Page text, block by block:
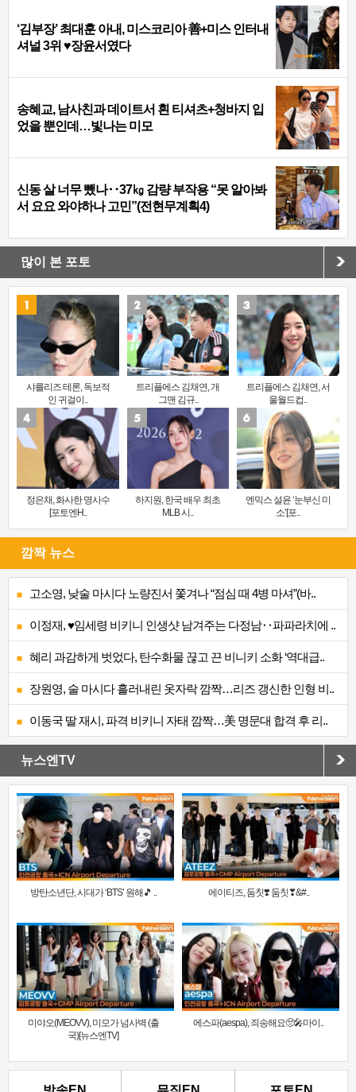
‘김부장’ 최대훈 아내, 미스코리아 善+미스 인터내
셔널 3위 ♥장윤서였다
송혜교, 남사친과 데이트서 흰 티셔츠+청바지 입
었을 뿐인데…빛나는 미모
신동 살 너무 뺐나‥37㎏ 감량 부작용 “못 알아봐
서 요요 와야하나 고민”(전현무계획4)
많이 본 포토
샤를리즈 테론, 독보적
인 귀걸이..
트리플에스 김채연, 개
그맨 김규..
트리플에스 김채연, 서
울월드컵..
정은채, 화사한 명사수
[포토엔H..
하지원, 한국 배우 최초
MLB 시..
엔믹스 설윤 ‘눈부신 미
소’[포..
깜짝 뉴스
고소영, 낮술 마시다 노량진서 쫓겨나 “점심 때 4병 마셔”(바..
이정재, ♥임세령 비키니 인생샷 남겨주는 다정남‥파파라치에 ..
혜리 과감하게 벗었다, 탄수화물 끊고 끈 비니키 소화 ‘역대급..
장원영, 술 마시다 흘러내린 옷자락 깜짝…리즈 갱신한 인형 비..
이동국 딸 재시, 파격 비키니 자태 깜짝…美 명문대 합격 후 리..
뉴스엔TV
방탄소년단, 시대가 ‘BTS’ 원해🎵 .. 에이티즈, 둠칫❣️ 둠칫❣&#..
미야오(MEOVV), 미모가 넘사벽 (출
국)[뉴스엔TV]
에스파(aespa), 죄송해요🥺🎤마이..